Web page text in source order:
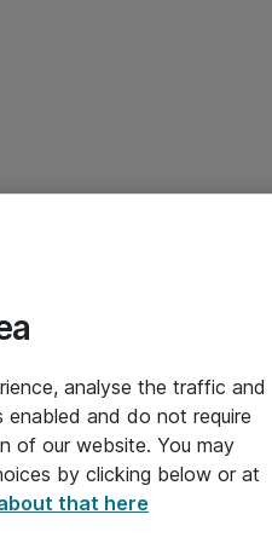
analyse the traffic and
and do not require
of our website. You may
by clicking below or at
that here